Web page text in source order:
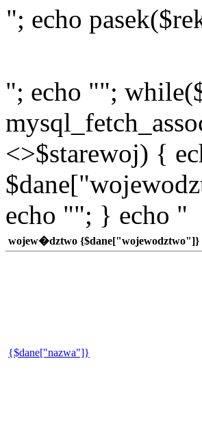
"; echo
"; echo "";
<>$starewoj) {
echo ""; } echo "
wojew�dztwo {$dane["wojewodztwo"]}
{$dane["nazwa"]}